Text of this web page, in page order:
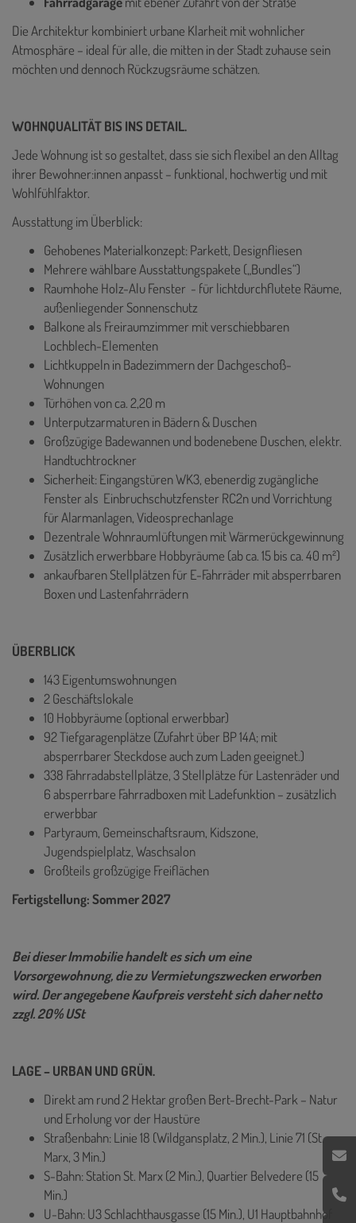
Die Architektur kombiniert urbane Klarheit mit wohnlicher
Atmosphäre – ideal für alle, die mitten in der Stadt zuhause sein
möchten und dennoch Rückzugsräume schätzen.
WOHNQUALITÄT BIS INS DETAIL.
Jede Wohnung ist so gestaltet, dass sie sich flexibel an den Alltag
ihrer Bewohner:innen anpasst – funktional, hochwertig und mit
Wohlfühlfaktor.
Ausstattung im Überblick:
Gehobenes Materialkonzept: Parkett, Designfliesen
Mehrere wählbare Ausstattungspakete („Bundles“)
Raumhohe Holz-Alu Fenster - für lichtdurchflutete Räume,
außenliegender Sonnenschutz
Balkone als Freiraumzimmer mit verschiebbaren
Lochblech-Elementen
Lichtkuppeln in Badezimmern der Dachgeschoß-
Wohnungen
Türhöhen von ca. 2,20 m
Unterputzarmaturen in Bädern & Duschen
Großzügige Badewannen und bodenebene Duschen, elektr.
Handtuchtrockner
Sicherheit: Eingangstüren WK3, ebenerdig zugängliche
Fenster als Einbruchschutzfenster RC2n und Vorrichtung
für Alarmanlagen, Videosprechanlage
Dezentrale Wohnraumlüftungen mit Wärmerückgewinnung
Zusätzlich erwerbbare Hobbyräume (ab ca. 15 bis ca. 40 m²)
ankaufbaren Stellplätzen für E-Fahrräder mit absperrbaren
Boxen und Lastenfahrrädern
ÜBERBLICK
143 Eigentumswohnungen
2 Geschäftslokale
10 Hobbyräume (optional erwerbbar)
92 Tiefgaragenplätze (Zufahrt über BP 14A; mit
absperrbarer Steckdose auch zum Laden geeignet.)
338 Fahrradabstellplätze, 3 Stellplätze für Lastenräder und
6 absperrbare Fahrradboxen mit Ladefunktion – zusätzlich
erwerbbar
Partyraum, Gemeinschaftsraum, Kidszone,
Jugendspielplatz, Waschsalon
Großteils großzügige Freiflächen
Fertigstellung: Sommer 2027
Bei dieser Immobilie handelt es sich um eine
Vorsorgewohnung, die zu Vermietungszwecken erworben
wird. Der angegebene Kaufpreis versteht sich daher netto
zzgl. 20% USt
LAGE – URBAN UND GRÜN.
Direkt am rund 2 Hektar großen Bert-Brecht-Park – Natur
und Erholung vor der Haustüre
Straßenbahn: Linie 18 (Wildgansplatz, 2 Min.), Linie 71 (St.
Marx, 3 Min.)
S-Bahn: Station St. Marx (2 Min.), Quartier Belvedere (15
Min.)
U-Bahn: U3 Schlachthausgasse (15 Min.), U1 Hauptbahnhof